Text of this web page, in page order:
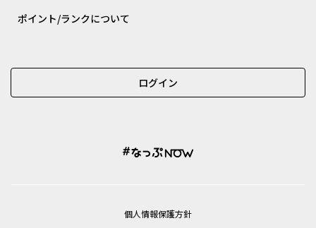
ポイント/ランクについて
ログイン
個⼈情報保護⽅針